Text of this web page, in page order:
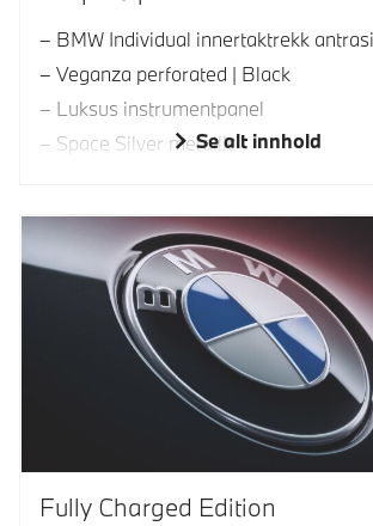
BMW Individual innertaktrekk
Veganza perforated | Black
Luksus instrumentpanel
Space Silver metallicSe alt innhold
Fully Charged Edition